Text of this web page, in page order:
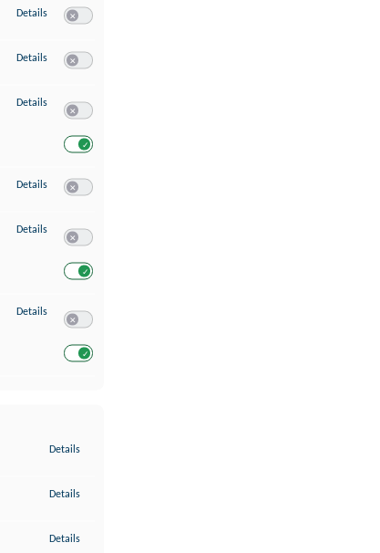
Details zu Erstellung von Profilen für personalisierte Werbung
Details zu Verwendung von Profilen zur Auswahl personalisierter Werbung
Details zu Messung der Werbeleistung
Details zu Messung der Performance von Inhalten
Details zu Analyse von Zielgruppen durch Statistiken oder Kombinationen von
Details zu Entwicklung und Verbesserung der Angebote
Details
Details
Details